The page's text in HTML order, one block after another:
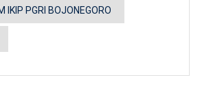
IKIP PGRI BOJONEGORO